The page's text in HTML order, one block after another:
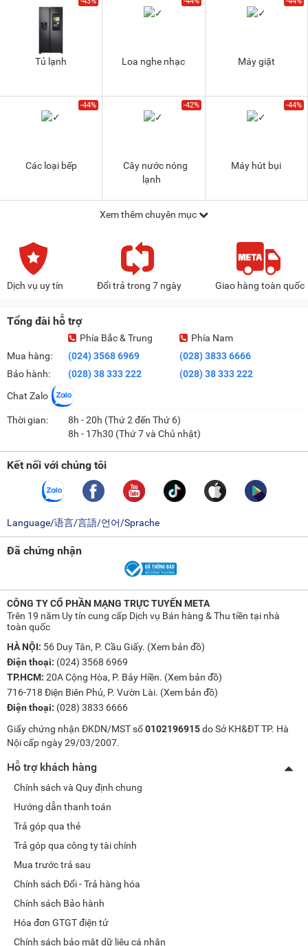
Tủ lạnh Loa nghe nhạc Máy giặt
-44%
Các loại bếp
-42%
Cây nước nóng
lạnh
-44%
Máy hút bụi
Xem thêm chuyên mục
Dịch vụ uy tín Đổi trả trong 7 ngày Giao hàng toàn quốc
Tổng đài hỗ trợ
Mua hàng:
Bảo hành:
Phía Bắc & Trung
(024) 3568 6969
(028) 38 333 222
Phía Nam
(028) 3833 6666
(028) 38 333 222
Chat Zalo
Thời gian:
8h - 20h (Thứ 2 đến Thứ 6)
8h - 17h30 (Thứ 7 và Chủ nhật)
Kết nối với chúng tôi
Language/语言/言語/언어/Sprache
Đã chứng nhận
CÔNG TY CỔ PHẦN MẠNG TRỰC TUYẾN META
Trên 19 năm Uy tín cung cấp Dịch vụ Bán hàng & Thu tiền tại nhà
toàn quốc
HÀ NỘI: 56 Duy Tân, P. Cầu Giấy. (Xem bản đồ)
Điện thoại: (024) 3568 6969
TP.HCM: 20A Cộng Hòa, P. Bảy Hiền. (Xem bản đồ)
716-718 Điện Biên Phủ, P. Vườn Lài. (Xem bản đồ)
Điện thoại: (028) 3833 6666
Giấy chứng nhận ĐKDN/MST số0102196915do Sở KH&ĐT TP. Hà
Nội cấp ngày 29/03/2007.
Hỗ trợ khách hàng
Chính sách và Quy định chung
Hướng dẫn thanh toán
Trả góp qua thẻ
Trả góp qua công ty tài chính
Mua trước trả sau
Chính sách Đổi - Trả hàng hóa
Chính sách Bảo hành
Hóa đơn GTGT điện tử
Chính sách bảo mật dữ liệu cá nhân